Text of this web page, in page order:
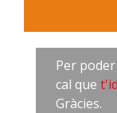
Per
cal que
Gràcies.